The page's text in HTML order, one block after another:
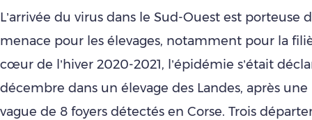
L’arrivée du virus dans le Sud-Ouest est porteuse
menace pour les élevages, notamment pour la
cœur de l’hiver 2020-2021, l’épidémie s’était
décembre dans un élevage des Landes, après
vague de 8 foyers détectés en Corse. Trois